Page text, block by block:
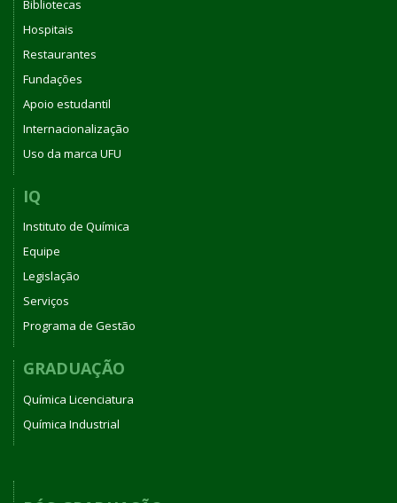
Bibliotecas
Hospitais
Restaurantes
Fundações
Apoio estudantil
Internacionalização
Uso da marca UFU
IQ
Instituto de Química
Equipe
Legislação
Serviços
Programa de Gestão
GRADUAÇÃO
Química Licenciatura
Química Industrial